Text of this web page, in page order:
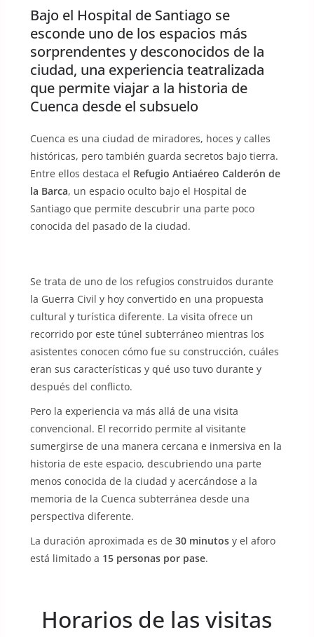
Bajo el Hospital de Santiago se
esconde uno de los espacios más
sorprendentes y desconocidos de la
ciudad, una experiencia teatralizada
que permite viajar a la historia de
Cuenca desde el subsuelo
Cuenca es una ciudad de miradores, hoces y calles
históricas, pero también guarda secretos bajo tierra.
Entre ellos destaca el Refugio Antiaéreo Calderón de
la Barca, un espacio oculto bajo el Hospital de
Santiago que permite descubrir una parte poco
conocida del pasado de la ciudad.
Se trata de uno de los refugios construidos durante
la Guerra Civil y hoy convertido en una propuesta
cultural y turística diferente. La visita ofrece un
recorrido por este túnel subterráneo mientras los
asistentes conocen cómo fue su construcción, cuáles
eran sus características y qué uso tuvo durante y
después del conflicto.
Pero la experiencia va más allá de una visita
convencional. El recorrido permite al visitante
sumergirse de una manera cercana e inmersiva en la
historia de este espacio, descubriendo una parte
menos conocida de la ciudad y acercándose a la
memoria de la Cuenca subterránea desde una
perspectiva diferente.
La duración aproximada es de 30 minutosy el aforo
está limitado a 15 personas por pase.
Horarios de las visitas